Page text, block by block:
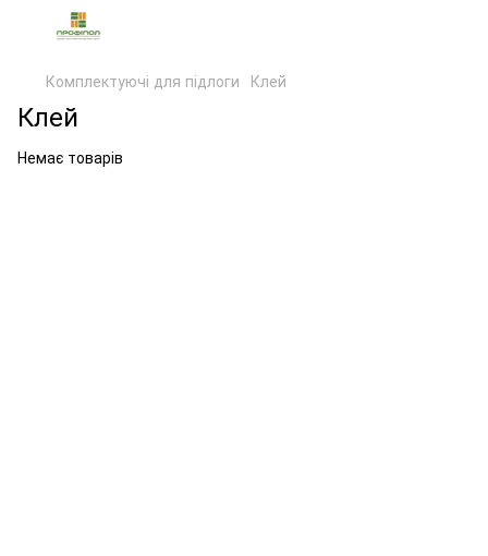
Комплектуючі для підлоги Клей
Клей
Немає товарів